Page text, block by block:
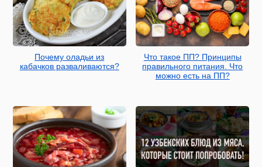
Почему оладьи из
кабачков разваливаются?
Что такое ПП? Принципы
правильного питания. Что
можно есть на ПП?